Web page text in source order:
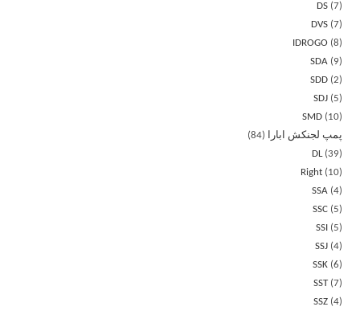
DS 7
DVS 7
IDROGO
8
SDA
9
SDD 2
SDJ
5
SMD
10
پمپ لجنکش ابارا
84
DL 39
Right
10
SSA 4
SSC
5
SSI
5
SSJ 4
SSK 6
SST 7
SSZ 4